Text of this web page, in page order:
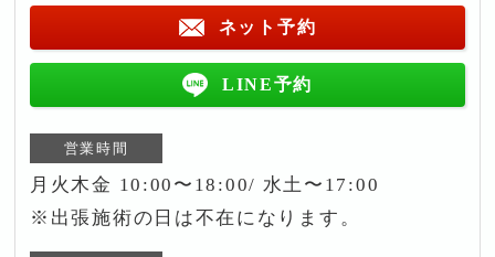
ネット予約
LINE予約
営業時間
月火木金 10:00〜18:00/ 水土〜17:00
※出張施術の日は不在になります。